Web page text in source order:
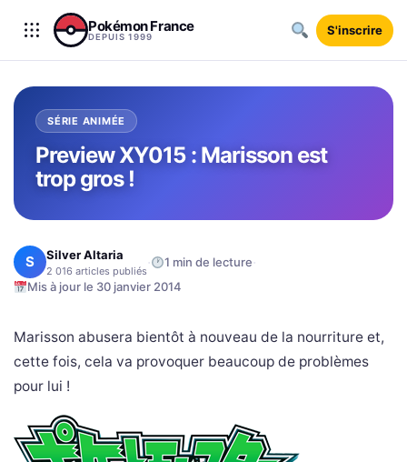
Aller au contenu
Pokémon France
DEPUIS 1999 S'inscrire
SÉRIE ANIMÉE
Preview XY015 : Marisson est
trop gros !
S Silver Altaria
2 016 articles publiés · 1 min de lecture·
Mis à jour le 30 janvier 2014
Marisson abusera bientôt à nouveau de la nourriture et,
cette fois, cela va provoquer beaucoup de problèmes
pour lui !